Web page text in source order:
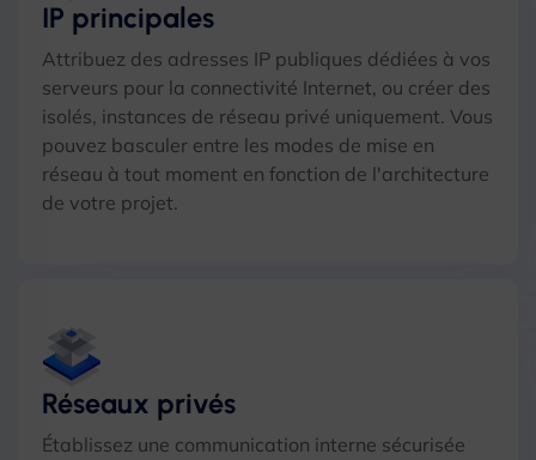
IP principales
Attribuez des adresses IP publiques dédiées à vos
serveurs pour la connectivité Internet, ou créer des
isolés, instances de réseau privé uniquement. Vous
pouvez basculer entre les modes de mise en
réseau à tout moment en fonction de l'architecture
de votre projet.
Réseaux privés
Établissez une communication interne sécurisée